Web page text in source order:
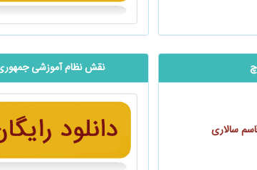
سالاری
نقش نظام آموزشی